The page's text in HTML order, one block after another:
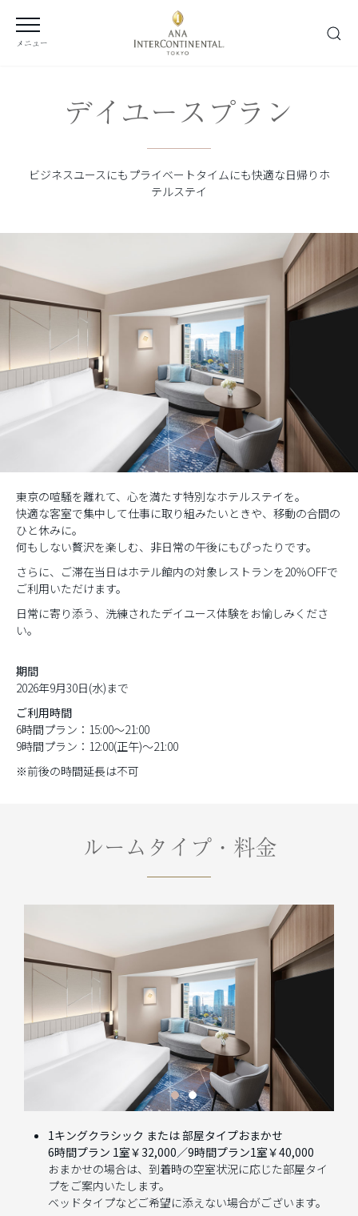
メニュー
デイユースプラン
ビジネスユースにもプライベートタイムにも快適な日帰りホ
テルステイ
東京の喧騒を離れて、心を満たす特別なホテルステイを。
快適な客室で集中して仕事に取り組みたいときや、移動の合間の
ひと休みに。
何もしない贅沢を楽しむ、非日常の午後にもぴったりです。
さらに、ご滞在当日はホテル館内の対象レストランを20％OFFで
ご利用いただけます。
日常に寄り添う、洗練されたデイユース体験をお愉しみくださ
い。
期間
2026年9月30日(水)まで
ご利用時間
6時間プラン：15:00～21:00
9時間プラン：12:00(正午)～21:00
※前後の時間延長は不可
ルームタイプ・料金
1キングクラシック または 部屋タイプおまかせ
6時間プラン 1室￥32,000／9時間プラン1室￥40,000
おまかせの場合は、到着時の空室状況に応じた部屋タイ
プをご案内いたします。
ベッドタイプなどご希望に添えない場合がございます。